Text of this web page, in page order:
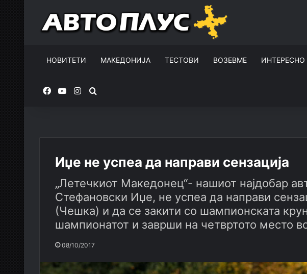
НОВИТЕТИ МАКЕДОНИЈА ТЕСТОВИ ВОЗЕВМЕ ИНТЕРЕСНО
FacebookYouTubeInstagram
Иџе не успеа да направи сензација
„Летечкиот Македонец“- нашиот најдобар
Стефановски Иџе, не успеа да направи
(Чешка) и да се закити со шампионската
шампионатот и заврши на четвртото место
08/10/2017